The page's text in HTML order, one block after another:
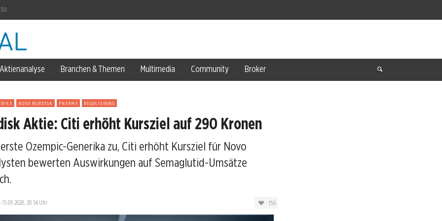
zurück
Aktienanalyse Branchen & Themen Multimedia Community Broker
NOVO NORDISK PHARMA REGULIERUNG
Aktie: Citi erhöht Kursziel auf 290 Kronen
Ozempic-Generika zu, Citi erhöht Kursziel für Novo
bewerten Auswirkungen auf Semaglutid-Umsätze
15.05.2026, 20:54 Uhr 156